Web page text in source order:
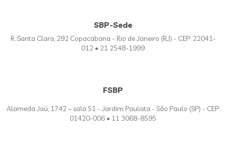
SBP-Sede
R. Santa Clara, 292 Copacabana - Rio de Janeiro (RJ) - CEP: 22041-
012 • 21 2548-1999
FSBP
Alameda Jaú, 1742 – sala 51 - Jardim Paulista - São Paulo (SP) - CEP:
01420-006 • 11 3068-8595